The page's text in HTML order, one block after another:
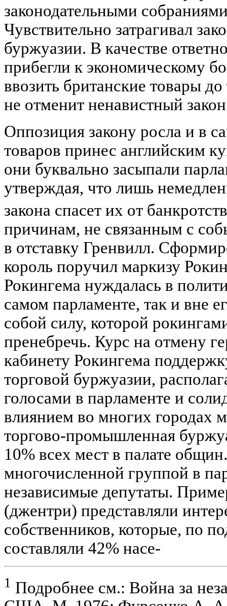
законодательными
Чувствительно затрагивал
буржуазии. В качестве
прибегли к экономическому
ввозить британские товары
не отменит ненавистный
Оппозиция закону росла и в
товаров принес английским
они буквально засыпали
утверждая, что лишь
закона спасет их от
причинам, не связанным с
в отставку Гренвилл.
король поручил маркизу
Рокингема нуждалась в
самом парламенте, так и вне
собой силу, которой
пренебречь. Курс на отмену
кабинету Рокингема
торговой буржуазии,
голосами в парламенте и
влиянием во многих городах
торгово-промышленная
10% всех мест в палате
многочисленной группой в
независимые депутаты.
(джентри) представляли
собственников, которые, по
составляли 42% насе-
1 Подробнее см.: Война за